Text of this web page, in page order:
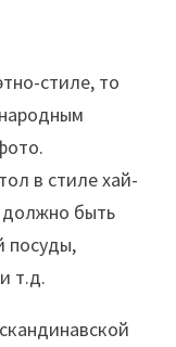
стиле, то
в стиле хай-
должно быть
посуды,
т.д.